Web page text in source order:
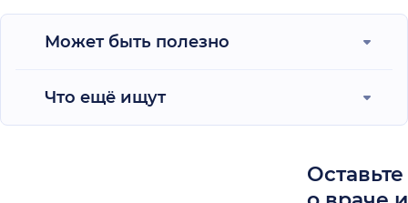
Может быть полезно
Что ещё ищут